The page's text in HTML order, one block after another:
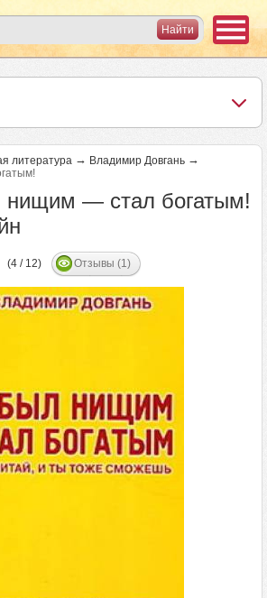
литература → Владимир Довгань →
нищим — стал богатым!
(4 / 12) Отзывы (1)